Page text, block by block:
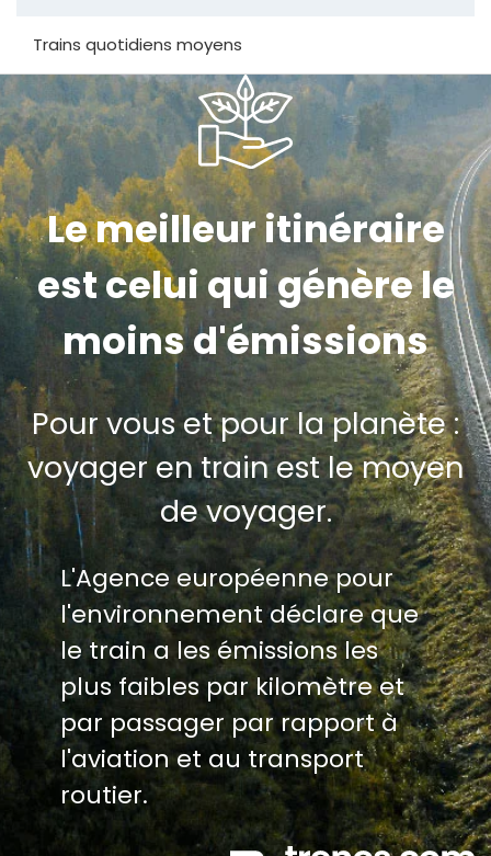
Trains quotidiens moyens
Le meilleur itinéraire
est celui qui génère le
moins d'émissions
Pour vous et pour la planète :
voyager en train est le moyen
de voyager.
L'Agence européenne pour
l'environnement déclare que
le train a les émissions les
plus faibles par kilomètre et
par passager par rapport à
l'aviation et au transport
routier.